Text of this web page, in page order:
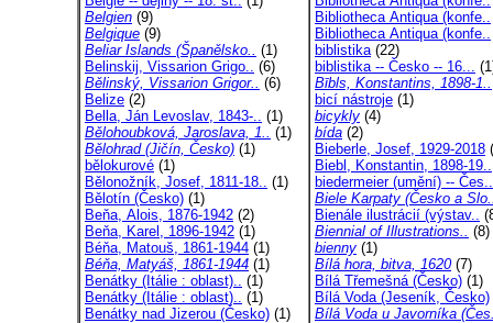
Belgien (9)
Belgique (9)
Beliar Islands (Španělsko.. (1)
Belinskij, Vissarion Grigo.. (6)
Bělinský, Vissarion Grigor.. (6)
Belize (2)
Bella, Ján Levoslav, 1843-.. (1)
Bělohoubková, Jaroslava, 1.. (1)
Bělohrad (Jičín, Česko) (1)
bělokurové (1)
Bělonožník, Josef, 1811-18.. (1)
Bělotín (Česko) (1)
Beňa, Alois, 1876-1942 (2)
Beňa, Karel, 1896-1942 (1)
Béňa, Matouš, 1861-1944 (1)
Béňa, Matyáš, 1861-1944 (1)
Benátky (Itálie : oblast).. (1)
Benátky (Itálie : oblast).. (1)
Benátky nad Jizerou (Česko) (1)
Bibliotheca Antiqua (konfe..
Bibliotheca Antiqua (konfe..
biblistika(22)
biblistika -- Česko -- 16...
Bībls, Konstantins, 1898-1..
bicí nástroje (1)
bicykly (4)
bída (2)
Bieberle, Josef, 1929-2018
Biebl, Konstantin, 1898-19..
biedermeier (umění) -- Čes..
Biele Karpaty (Česko a
Bienále ilustrácií (výstav..
Biennial of Illustrations.. (8)
bienny (1)
Bílá hora, bitva, 1620(7)
Bílá Třemešná (Česko) (1)
Bílá Voda (Jeseník, Česko)
Bílá Voda u Javorníka